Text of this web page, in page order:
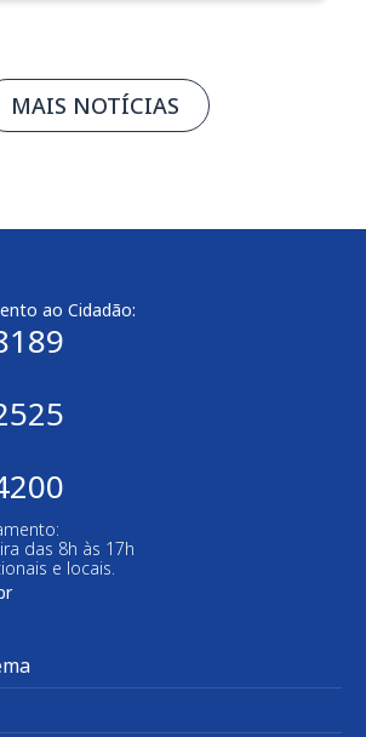
MAIS NOTÍCIAS
ao Cidadão:
das 8h às 17h
e locais.